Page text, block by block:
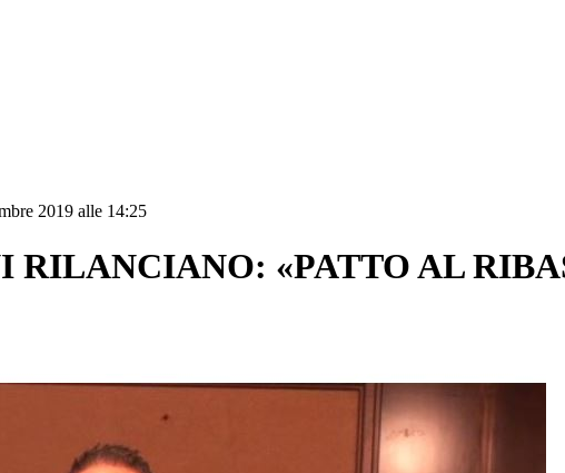
2019 alle 14:25
RILANCIANO: «PATTO AL